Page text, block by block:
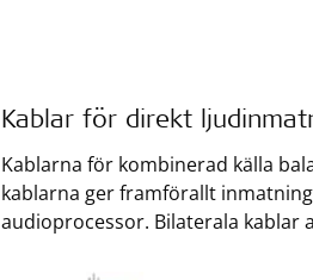
Kablar för direkt
Kablarna för kombinerad källa
kablarna ger framförallt
audioprocessor. Bilaterala kablar